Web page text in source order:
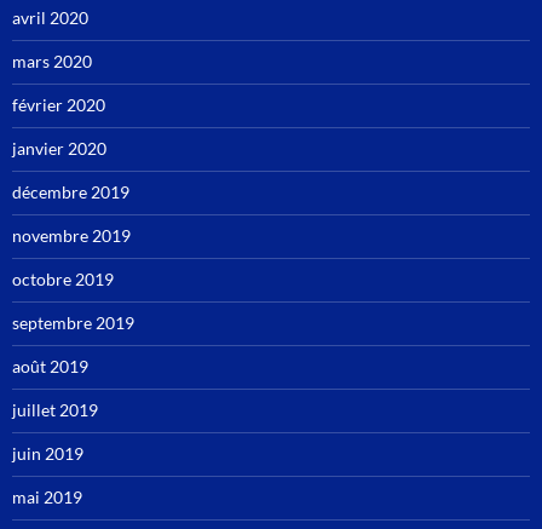
avril 2020
mars 2020
février 2020
janvier 2020
décembre 2019
novembre 2019
octobre 2019
septembre 2019
août 2019
juillet 2019
juin 2019
mai 2019